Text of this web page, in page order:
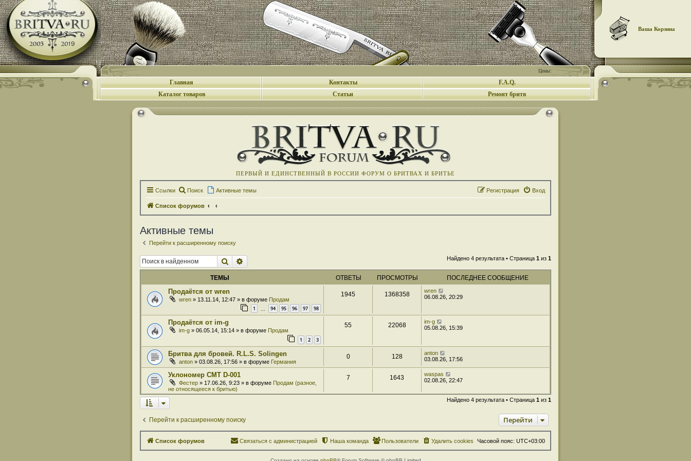
Цены:
Ваша Корзина
Главная Контакты
F.A.Q.
Каталог товаров
Статьи Ремонт бритв
ПЕРВЫЙ И ЕДИНСТВЕННЫЙ В РОССИИ ФОРУМ О БРИТВАХ И БРИТЬЕ
Ссылки Поиск Активные темы Вход
Регистрация
Список форумов
Активные темы
Перейти к расширенному поиску
Поиск Найдено 4 результата • Страница 1 из 1
ТЕМЫ ОТВЕТЫ ПРОСМОТРЫ ПОСЛЕДНЕЕ СООБЩЕНИЕ
Продаётся от wren
wren » 13.11.14, 12:47 » в форуме Продам
1 94 95 96 97 98
1945 1368358
wren
06.08.26, 20:29
Продаётся от im-g
im-g » 06.05.14, 15:14 » в форуме Продам
1 2 3
55 22068
im-g
05.08.26, 15:39
Бритва для бровей. R.L.S. Solingen
anton » 03.08.26, 17:56 » в форуме Германия
0 128
anton
03.08.26, 17:56
Уклономер СМТ D-001
Фестер » 17.06.26, 9:23 » в форуме Продам (разное,
не относящееся к бритью)
7 1643
waspas
02.08.26, 22:47
Найдено 4 результата • Страница 1 из 1
Перейти к расширенному поиску Перейти
Список форумов Часовой пояс: UTC+03:00
Удалить cookies
Пользователи
Наша команда
Связаться с администрацией